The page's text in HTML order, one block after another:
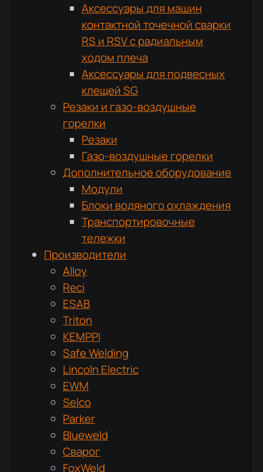
Аксессуары для машин
контактной точечной сварки
RS и RSV с радиальным
ходом плеча
Аксессуары для подвесных
клещей SG
Резаки и газо-воздушные
горелки
Резаки
Газо-воздушные горелки
Дополнительное оборудование
Модули
Блоки водяного охлаждения
Транспортировочные
тележки
Производители
Alloy
Reci
ESAB
Triton
KEMPPI
Safe Welding
Lincoln Electric
EWM
Selco
Parker
Blueweld
Сварог
FoxWeld